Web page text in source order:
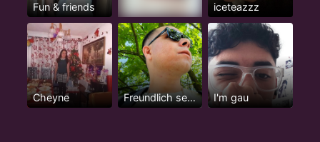
Fun & friends iceteazzz
Cheyne Freundlich sein. I'm gau